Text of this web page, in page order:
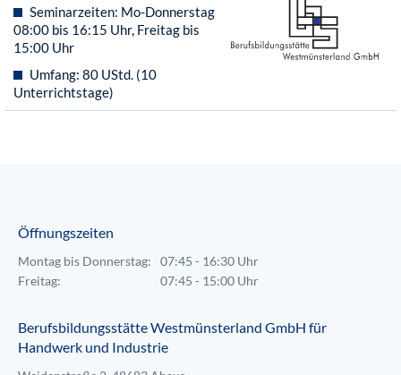
Seminarzeiten: Mo-Donnerstag
08:00 bis 16:15 Uhr, Freitag bis
15:00 Uhr
Umfang: 80 UStd. (10
Unterrichtstage)
Öffnungszeiten
Montag bis Donnerstag:
07:45 - 16:30 Uhr
Freitag:
07:45 - 15:00 Uhr
Berufsbildungsstätte Westmünsterland GmbH für
Handwerk und Industrie